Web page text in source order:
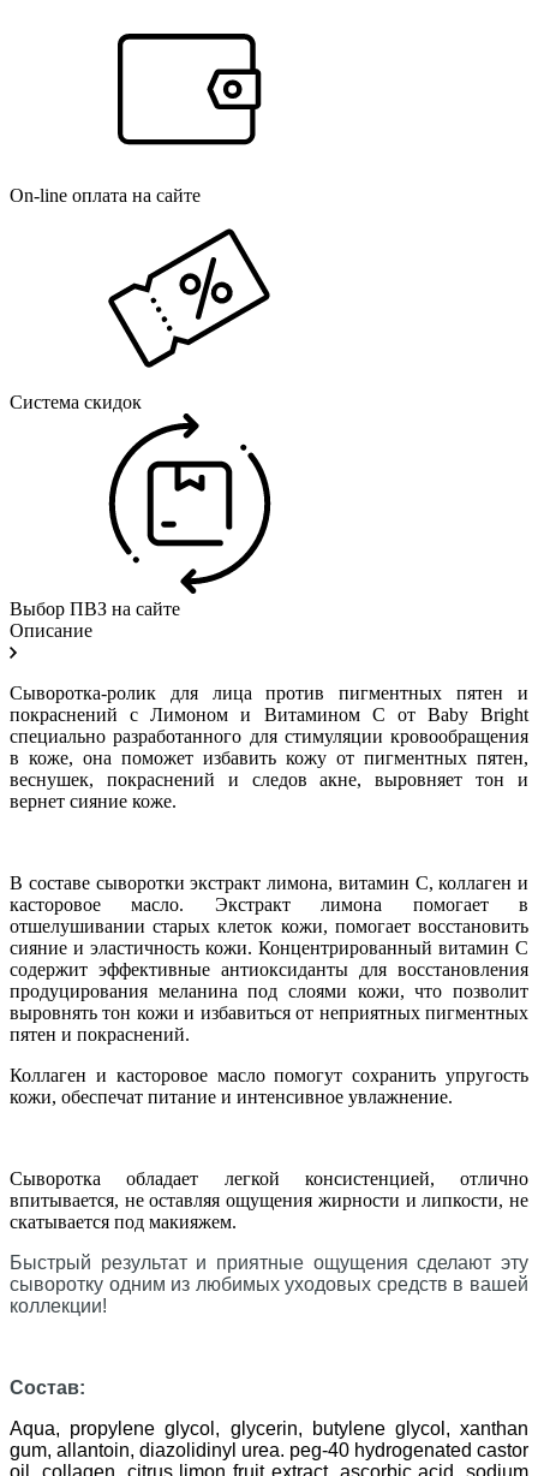
On-line оплата на сайте
Система скидок
Выбор ПВЗ на сайте
Описание
Сыворотка-ролик для лица против пигментных пятен и
покраснений с Лимоном и Витамином С от Baby Bright
специально разработанного для стимуляции кровообращения
в коже, она поможет избавить кожу от пигментных пятен,
веснушек, покраснений и следов акне, выровняет тон и
вернет сияние коже.
В составе сыворотки экстракт лимона, витамин С, коллаген и
касторовое масло. Экстракт лимона помогает в
отшелушивании старых клеток кожи, помогает восстановить
сияние и эластичность кожи. Концентрированный витамин С
содержит эффективные антиоксиданты для восстановления
продуцирования меланина под слоями кожи, что позволит
выровнять тон кожи и избавиться от неприятных пигментных
пятен и покраснений.
Коллаген и касторовое масло помогут сохранить упругость
кожи, обеспечат питание и интенсивное увлажнение.
Сыворотка обладает легкой консистенцией, отлично
впитывается, не оставляя ощущения жирности и липкости, не
скатывается под макияжем.
Быстрый результат и приятные ощущения сделают эту
сыворотку одним из любимых уходовых средств в вашей
коллекции!
Состав:
Aqua, propylene glycol, glycerin, butylene glycol, xanthan
gum, allantoin, diazolidinyl urea. peg-40 hydrogenated castor
oil, collagen, citrus limon fruit extract, ascorbic acid, sodium